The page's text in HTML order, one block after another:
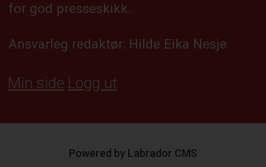
for god presseskikk.
Ansvarleg redaktør: Hilde Eika Nesje
Min side Logg ut
Powered by Labrador CMS